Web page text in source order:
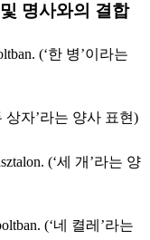
명사와의 결합
(‘한 병’이라는
상자’라는 양사 표현)
(‘세 개’라는 양
(‘네 켤레’라는